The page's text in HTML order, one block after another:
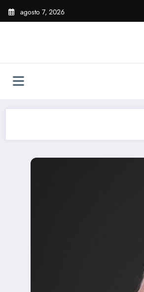
Saltar
agosto 7, 2026